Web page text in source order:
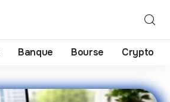
Banque Bourse Crypto